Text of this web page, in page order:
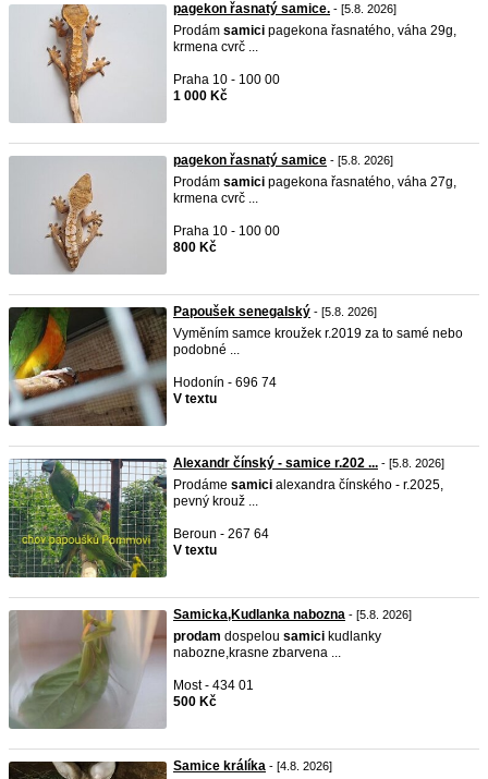
pagekon řasnatý samice. - [5.8. 2026]
Prodám samici pagekona řasnatého, váha 29g,
krmena cvrč ...
Praha 10 - 100 00
1 000 Kč
pagekon řasnatý samice - [5.8. 2026]
Prodám samici pagekona řasnatého, váha 27g,
krmena cvrč ...
Praha 10 - 100 00
800 Kč
Papoušek senegalský - [5.8. 2026]
Vyměním samce kroužek r.2019 za to samé nebo
podobné ...
Hodonín - 696 74
V textu
Alexandr čínský - samice r.202 ... - [5.8. 2026]
Prodáme samici alexandra čínského - r.2025,
pevný krouž ...
Beroun - 267 64
V textu
Samicka,Kudlanka nabozna - [5.8. 2026]
prodam dospelou samici kudlanky
nabozne,krasne zbarvena ...
Most - 434 01
500 Kč
Samice králíka - [4.8. 2026]